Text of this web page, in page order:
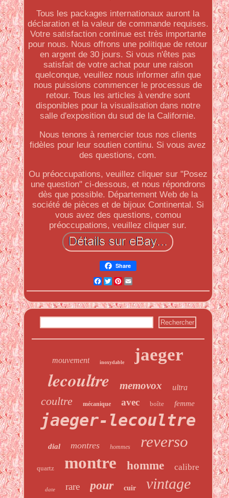
Tous les packages internationaux auront la
déclaration et la valeur de commande requises.
Votre satisfaction continue est très importante
pour nous. Nous offrons une politique de retour
en argent de 30 jours. Si vous n'êtes pas
satisfait de votre achat pour une raison
quelconque, veuillez nous informer afin que
nous puissions commencer le processus de
retour. Tous les articles à vendre sont
disponibles pour la visualisation dans notre
salle d'exposition du sud de la Californie.
Nous tenons à remercier tous nos clients
fidèles pour leur soutien continu. Si vous avez
des questions, com.
Ou préoccupations, veuillez cliquer sur "Posez
une question" ci-dessous, et nous répondrons
dès que possible. Département Web de la
société de pièces et de bijoux Continental. Si
vous avez des questions, comou
préoccupations, veuillez cliquer sur.
Share
Facebook
Twitter
Pinterest
Email
mouvement inoxydable jaeger
lecoultre memovox ultra
coultre mécanique avec boîte femme
jaeger-lecoultre
dial montres hommes reverso
quartz montre homme calibre
date rare pour cuir vintage